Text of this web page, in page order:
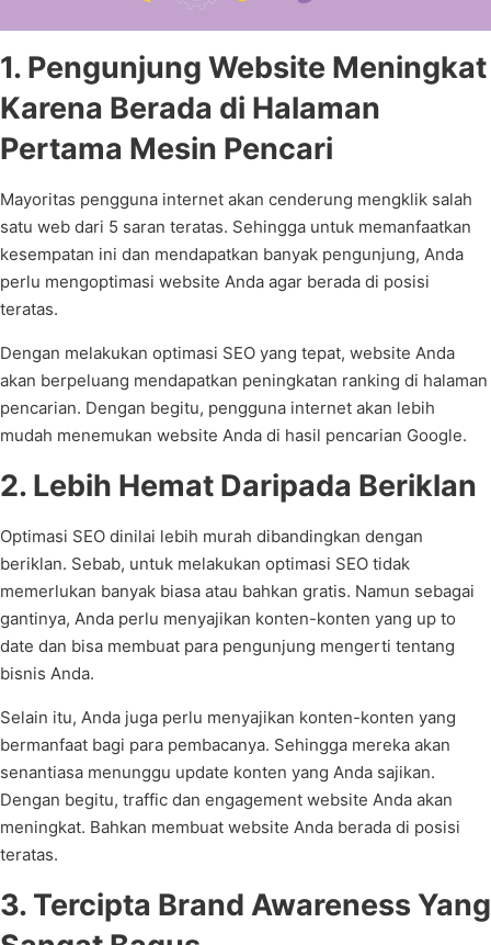
1. Pengunjung Website Meningkat
Karena Berada di Halaman
Pertama Mesin Pencari
Mayoritas pengguna internet akan cenderung mengklik salah
satu web dari 5 saran teratas. Sehingga untuk memanfaatkan
kesempatan ini dan mendapatkan banyak pengunjung, Anda
perlu mengoptimasi website Anda agar berada di posisi
teratas.
Dengan melakukan optimasi SEO yang tepat, website Anda
akan berpeluang mendapatkan peningkatan ranking di halaman
pencarian. Dengan begitu, pengguna internet akan lebih
mudah menemukan website Anda di hasil pencarian Google.
2. Lebih Hemat Daripada Beriklan
Optimasi SEO dinilai lebih murah dibandingkan dengan
beriklan. Sebab, untuk melakukan optimasi SEO tidak
memerlukan banyak biasa atau bahkan gratis. Namun sebagai
gantinya, Anda perlu menyajikan konten-konten yang up to
date dan bisa membuat para pengunjung mengerti tentang
bisnis Anda.
Selain itu, Anda juga perlu menyajikan konten-konten yang
bermanfaat bagi para pembacanya. Sehingga mereka akan
senantiasa menunggu update konten yang Anda sajikan.
Dengan begitu, traffic dan engagement website Anda akan
meningkat. Bahkan membuat website Anda berada di posisi
teratas.
3. Tercipta Brand Awareness Yang